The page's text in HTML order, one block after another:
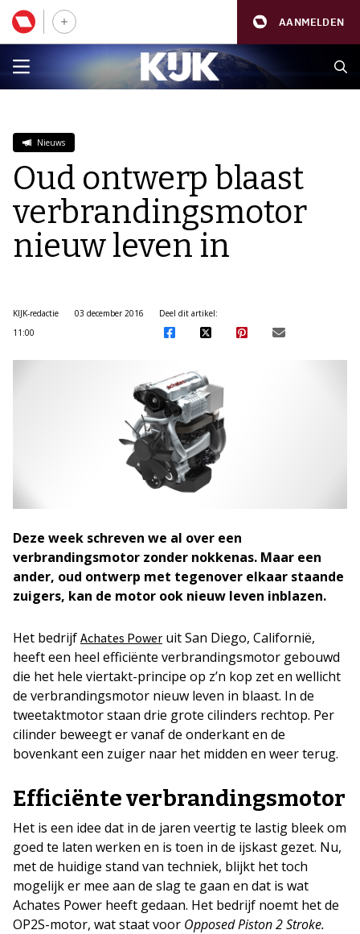
AANMELDEN
Nieuws
Oud ontwerp blaast
verbrandingsmotor
nieuw leven in
KIJK-redactie
03 december 2016
11:00
Deel dit artikel:
Deze week schreven we al over een
verbrandingsmotor zonder nokkenas. Maar een
ander, oud ontwerp met tegenover elkaar staande
zuigers, kan de motor ook nieuw leven inblazen.
Het bedrijf Achates Power uit San Diego, Californië,
heeft een heel efficiënte verbrandingsmotor gebouwd
die het hele viertakt-principe op z’n kop zet en wellicht
de verbrandingsmotor nieuw leven in blaast. In de
tweetaktmotor staan drie grote cilinders rechtop. Per
cilinder beweegt er vanaf de onderkant en de
bovenkant een zuiger naar het midden en weer terug.
Efficiënte verbrandingsmotor
Het is een idee dat in de jaren veertig te lastig bleek om
goed te laten werken en is toen in de ijskast gezet. Nu,
met de huidige stand van techniek, blijkt het toch
mogelijk er mee aan de slag te gaan en dat is wat
Achates Power heeft gedaan. Het bedrijf noemt het de
OP2S-motor, wat staat voor Opposed Piston 2 Stroke.